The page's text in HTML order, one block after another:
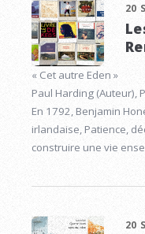
20
« Cet autre Eden »
Paul Harding (Auteur),
En 1792, Benjamin
irlandaise, Patience,
construire une vie
20